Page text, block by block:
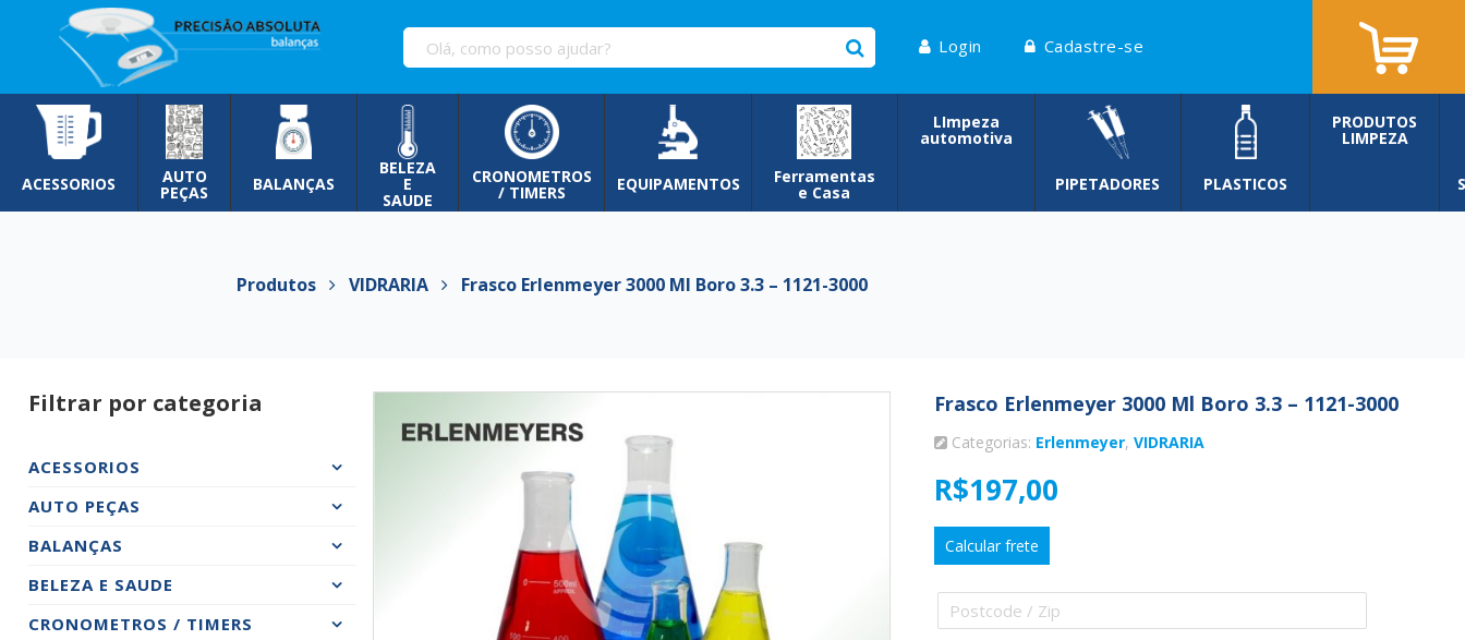
Pular
para
conteúdo
Login Cadastre-se
ACESSORIOS AUTO
PEÇAS BALANÇAS
BELEZA
E
SAUDE
CRONOMETROS
/ TIMERS EQUIPAMENTOS Ferramentas
e Casa
LImpeza
automotiva
PIPETADORES PLASTICOS
PRODUTOS
LIMPEZA
Produtos VIDRARIA Frasco Erlenmeyer 3000 Ml Boro 3.3 – 1121-3000
Filtrar por categoria
ACESSORIOS
AUTO PEÇAS
BALANÇAS
BELEZA E SAUDE
CRONOMETROS / TIMERS
Frasco Erlenmeyer 3000 Ml Boro 3.3 – 1121-3000
Categorias: Erlenmeyer,VIDRARIA
R$197,00
Calcular frete